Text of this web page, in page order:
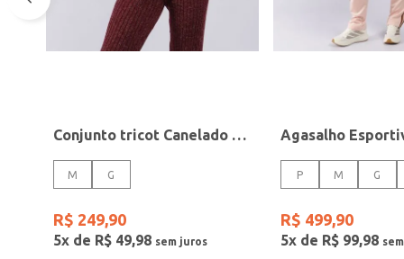
Conjunto tricot Canelado Feminino BORDO
M G
R$ 249,90
5x de R$ 49,98
P M G
R$ 499,90
5x de R$ 99,98